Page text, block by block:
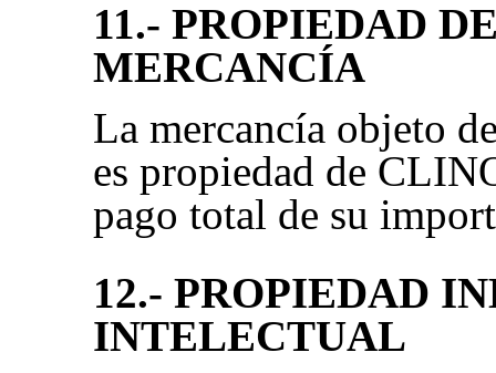
11.- PROPIEDAD
MERCANCÍA
La mercancía objeto
es propiedad de
pago total de su
12.- PROPIEDAD
INTELECTUAL